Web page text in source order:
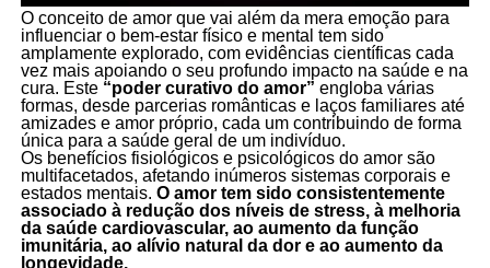
O conceito de amor que vai além da mera emoção para
influenciar o bem-estar físico e mental tem sido
amplamente explorado, com evidências científicas cada
vez mais apoiando o seu profundo impacto na saúde e na
cura. Este “poder curativo do amor” engloba várias
formas, desde parcerias românticas e laços familiares até
amizades e amor próprio, cada um contribuindo de forma
única para a saúde geral de um indivíduo.
Os benefícios fisiológicos e psicológicos do amor são
multifacetados, afetando inúmeros sistemas corporais e
estados mentais. O amor tem sido consistentemente
associado à redução dos níveis de stress, à melhoria
da saúde cardiovascular, ao aumento da função
imunitária, ao alívio natural da dor e ao aumento da
longevidade.